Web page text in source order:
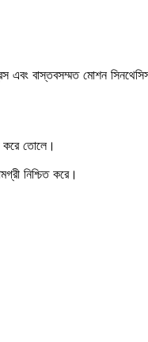
বাস্তবসম্মত মোশন
তোলে।
নিশ্চিত করে।